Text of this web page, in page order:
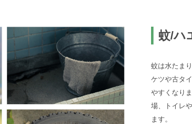
蚊/ハ
蚊は水たま
ケツや古タ
やすくなり
場、トイレ
ます。